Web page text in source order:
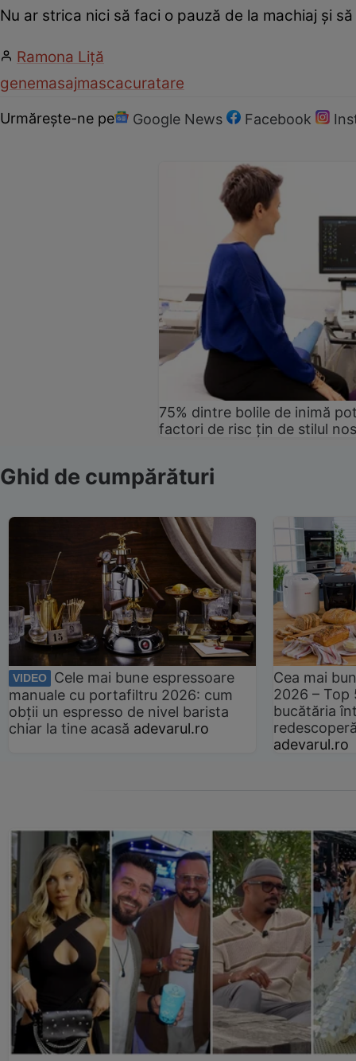
Nu ar strica nici să faci o pauză de la machiaj şi
Ramona Liţă
genemasajmascacuratare
Urmărește-ne pe Google News Facebook
75% dintre bolile de inimă
factori de risc țin de stilul
Ghid de cumpărături
VIDEO
Cele mai bune espressoare
manuale cu portafiltru 2026: cum
obții un espresso de nivel barista
chiar la tine acasă adevarul.ro
Cea mai
2026 –
bucătăria
adevarul.ro